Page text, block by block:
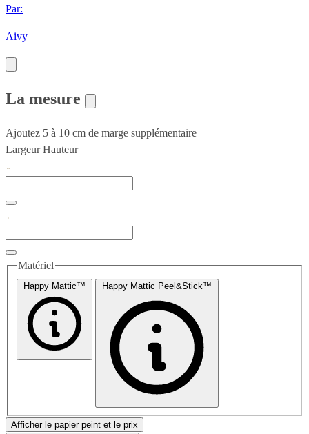
Par:
Aivy
La mesure
Ajoutez 5 à 10 cm de marge supplémentaire
Largeur Hauteur
Matériel
Happy Mattic™ Happy Mattic Peel&Stick™
Afficher le papier peint et le prix